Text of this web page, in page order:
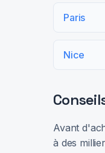
Paris
Nice
Avant
à des